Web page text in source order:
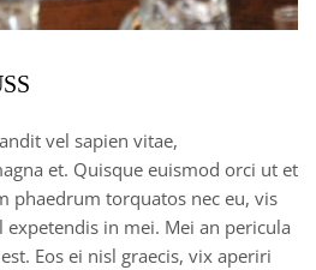
vel sapien vitae,
et. Quisque euismod orci ut et
phaedrum torquatos nec eu, vis
in mei. Mei an pericula
Eos ei nisl graecis, vix aperiri